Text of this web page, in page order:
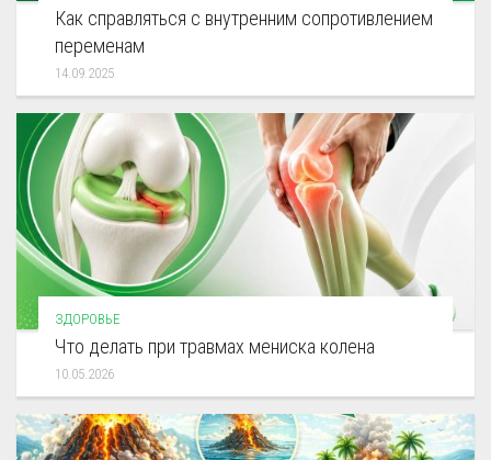
Как справляться с внутренним сопротивлением
переменам
14.09.2025
ЗДОРОВЬЕ
Что делать при травмах мениска колена
10.05.2026